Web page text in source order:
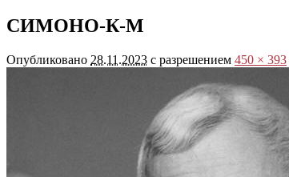
СИМОНО-К-М
Опубликовано 28.11.2023 с разрешением 450 × 393